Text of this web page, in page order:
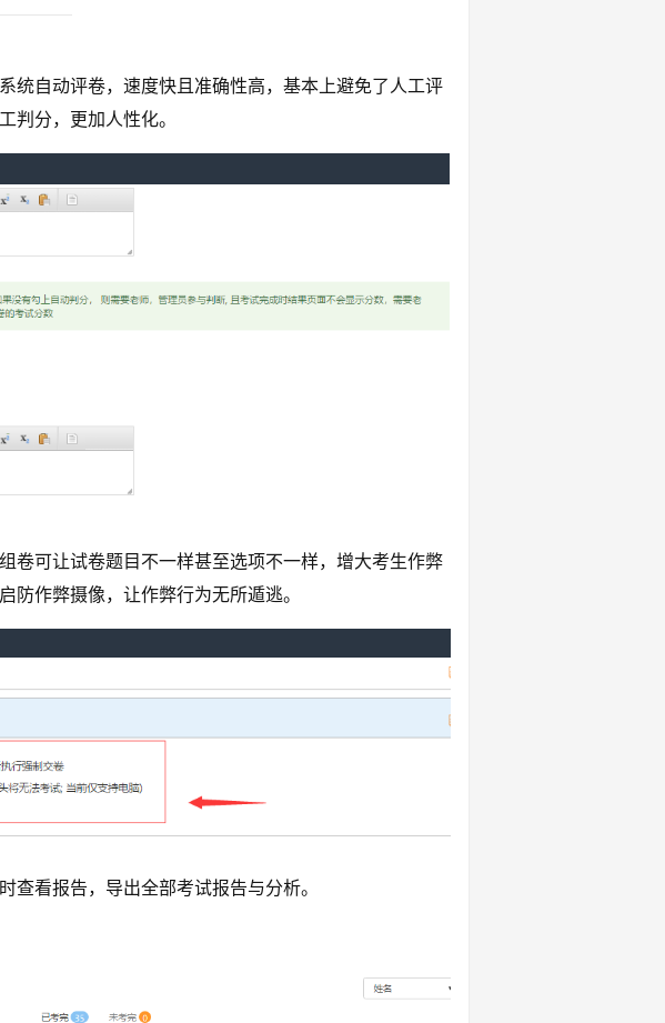
统自动评卷，速度快且准确性高，基本上避免了人工评
判分，更加人性化。
卷可让试卷题目不一样甚至选项不一样，增大考生作弊
作弊摄像，让作弊行为无所遁逃。
看报告，导出全部考试报告与分析。